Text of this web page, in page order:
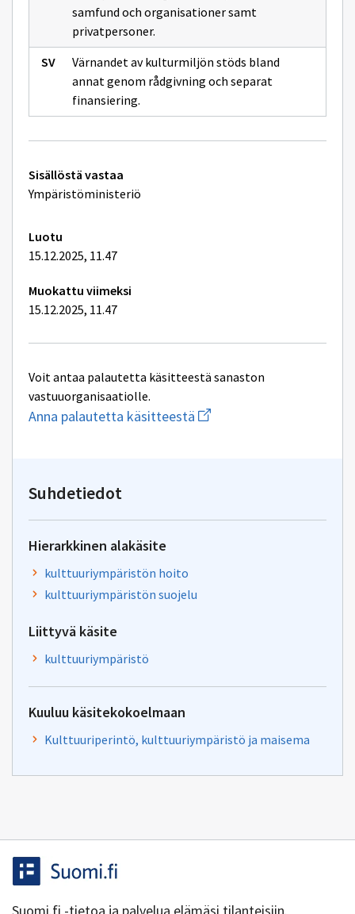
samfund och organisationer samt
privatpersoner.
Värnandet av kulturmiljön stöds bland
annat genom rådgivning och separat
finansiering.
Tekniset
lisätiedot
Sisällöstä vastaa
Ympäristöministeriö
Luotu
15.12.2025, 11.47
Muokattu viimeksi
15.12.2025, 11.47
Voit antaa palautetta käsitteestä sanaston
vastuuorganisaatiolle.
Anna palautetta käsitteestä Aloita
uuden
Suhdetiedot
Hierarkkinen alakäsite
kulttuuriympäristön hoito
kulttuuriympäristön suojelu
Liittyvä käsite
kulttuuriympäristö
Kuuluu käsitekokoelmaan
Kulttuuriperintö, kulttuuriympäristö ja maisema